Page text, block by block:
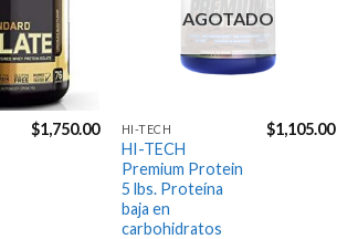
$1,750.00
AGOTADO
HI-TECH
HI-TECH
Premium Protein
5 lbs. Proteína
baja en
carbohidratos
$1,105.00